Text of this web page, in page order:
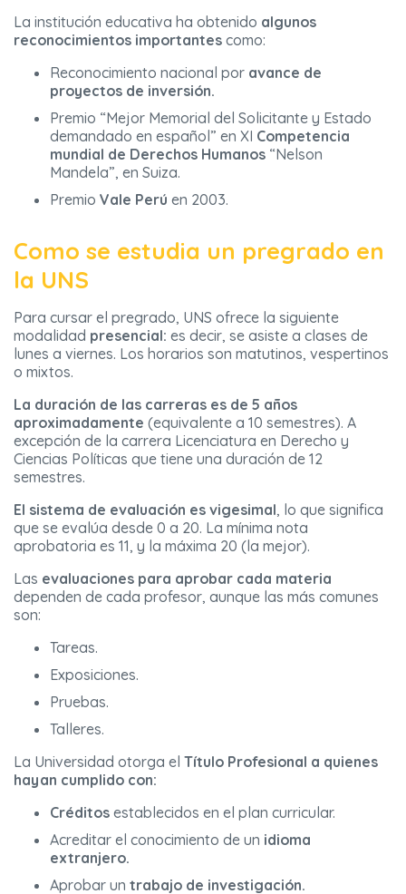
La institución educativa ha obtenido algunos
reconocimientos importantes como:
Reconocimiento nacional por avance de
proyectos de inversión.
Premio “Mejor Memorial del Solicitante y Estado
demandado en español” en XI Competencia
mundial de Derechos Humanos “Nelson
Mandela”, en Suiza.
Premio Vale Perú en 2003.
Como se estudia un pregrado en
la UNS
Para cursar el pregrado, UNS ofrece la siguiente
modalidad presencial: es decir, se asiste a clases de
lunes a viernes. Los horarios son matutinos, vespertinos
o mixtos.
La duración de las carreras es de 5 años
aproximadamente (equivalente a 10 semestres). A
excepción de la carrera Licenciatura en Derecho y
Ciencias Políticas que tiene una duración de 12
semestres.
El sistema de evaluación es vigesimal, lo que significa
que se evalúa desde 0 a 20. La mínima nota
aprobatoria es 11, y la máxima 20 (la mejor).
Las evaluaciones para aprobar cada materia
dependen de cada profesor, aunque las más comunes
son:
Tareas.
Exposiciones.
Pruebas.
Talleres.
La Universidad otorga el Título Profesional a quienes
hayan cumplido con:
Créditos establecidos en el plan curricular.
Acreditar el conocimiento de un idioma
extranjero.
Aprobar un trabajo de investigación.